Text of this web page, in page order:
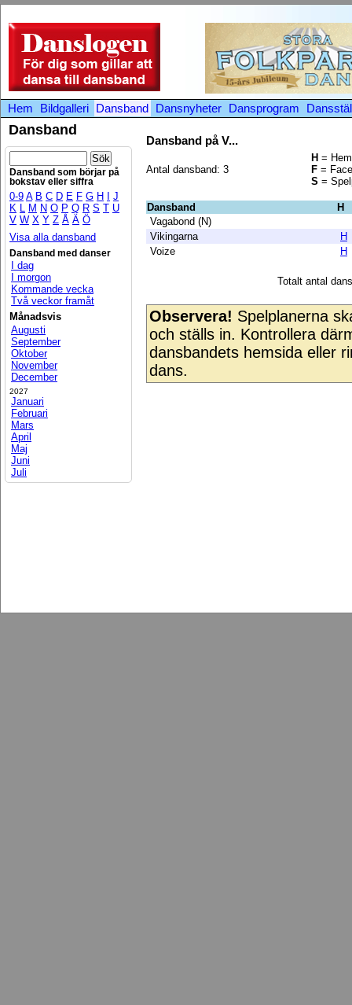
Hem Bildgalleri Dansband Dansnyheter Dansprogram
Dansband
Dansband som börjar på
bokstav eller siffra
0-9 A B C D E F G H
J
K L M N O P Q R S T U
V W X Y Z Å Ä Ö
Visa alla dansband
Dansband med danser
I dag
I morgon
Kommande vecka
Två veckor framåt
Månadsvis
Augusti
September
Oktober
November
December
2027
Januari
Februari
Mars
April
Maj
Juni
Juli
Dansband på V...
Antal dansband: 3
H =
F =
S =
Dansband
H
Vagabond (N)
Vikingarna
H
Voize
H
Totalt antal
Observera! Spelplanerna
och ställs in. Kontrollera
dansbandets hemsida eller
dans.